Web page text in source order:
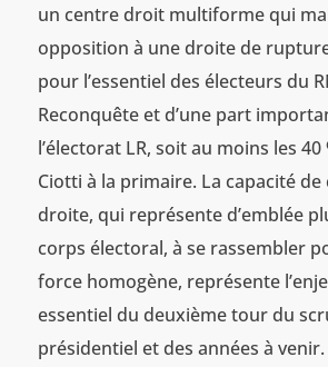
un centre droit multiforme qui
opposition à une droite de
pour l’essentiel des électeurs du
Reconquête et d’une part
l’électorat LR, soit au moins les
Ciotti à la primaire. La capacité de
droite, qui représente d’emblée
corps électoral, à se rassembler
force homogène, représente
essentiel du deuxième tour du
présidentiel et des années à